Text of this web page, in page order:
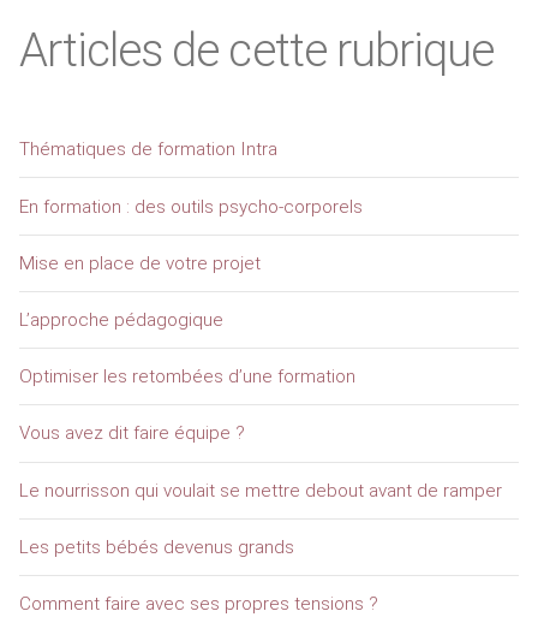
Articles de cette rubrique
Thématiques de formation Intra
En formation : des outils psycho-corporels
Mise en place de votre projet
L’approche pédagogique
Optimiser les retombées d’une formation
Vous avez dit faire équipe ?
Le nourrisson qui voulait se mettre debout avant de ramper
Les petits bébés devenus grands
Comment faire avec ses propres tensions ?